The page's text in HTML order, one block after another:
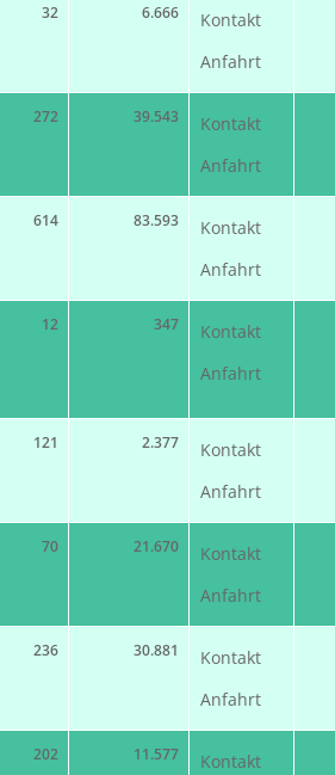
32 6.666
Kontakt
Anfahrt
272 39.543
Kontakt
Anfahrt
614 83.593
Kontakt
Anfahrt
12 347
Kontakt
Anfahrt
121 2.377
Kontakt
Anfahrt
70 21.670
Kontakt
Anfahrt
236 30.881
Kontakt
Anfahrt
202 11.577
Kontakt